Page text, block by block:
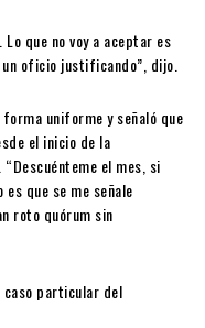
que no voy a aceptar es
oficio justificando”, dijo.
uniforme y señaló que
el inicio de la
el mes, si
que se me señale
roto quórum sin
caso particular del